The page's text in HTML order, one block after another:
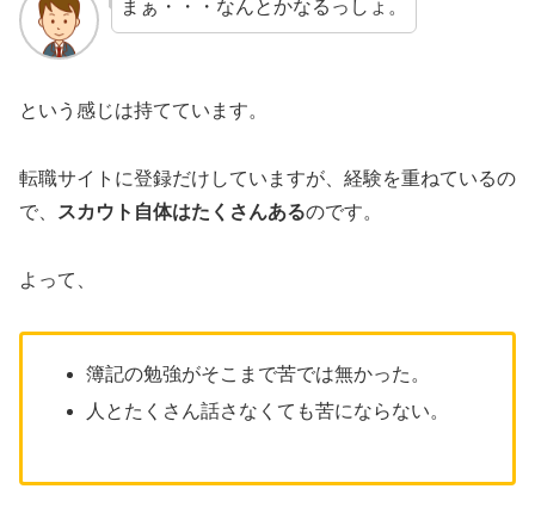
まぁ・・・なんとかなるっしょ。
という感じは持てています。
転職サイトに登録だけしていますが、経験を重ねているの
で、
スカウト自体はたくさんあるのです。
よって、
簿記の勉強がそこまで苦では無かった。
人とたくさん話さなくても苦にならない。